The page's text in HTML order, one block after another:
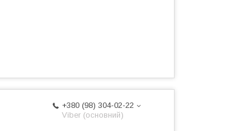
+380 (98) 304-02-22
Viber (основний)